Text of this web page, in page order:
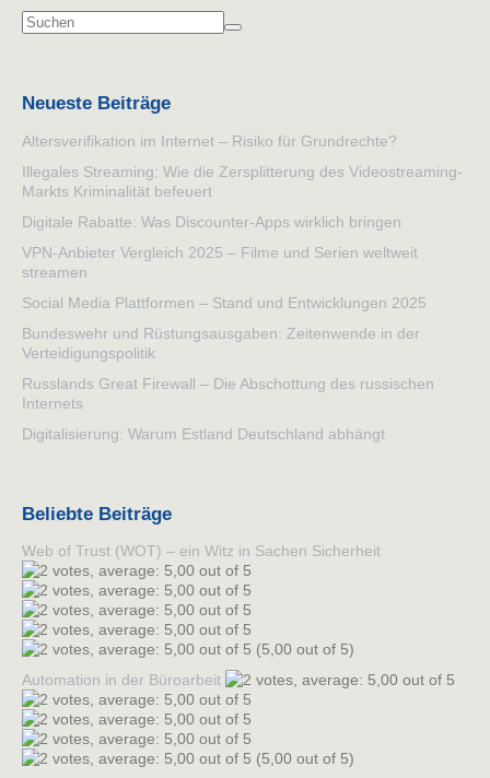
Neueste Beiträge
Altersverifikation im Internet – Risiko für Grundrechte?
Illegales Streaming: Wie die Zersplitterung des Videostreaming-
Markts Kriminalität befeuert
Digitale Rabatte: Was Discounter-Apps wirklich bringen
VPN-Anbieter Vergleich 2025 – Filme und Serien weltweit
streamen
Social Media Plattformen – Stand und Entwicklungen 2025
Bundeswehr und Rüstungsausgaben: Zeitenwende in der
Verteidigungspolitik
Russlands Great Firewall – Die Abschottung des russischen
Internets
Digitalisierung: Warum Estland Deutschland abhängt
Beliebte Beiträge
Web of Trust (WOT) – ein Witz in Sachen Sicherheit
(5,00 out of 5)
Automation in der Büroarbeit
(5,00 out of 5)